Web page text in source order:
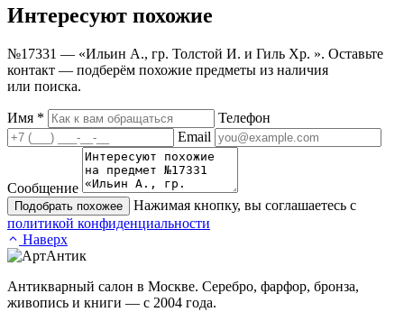
Интересуют похожие
№17331 — «Ильин А., гр. Толстой И. и Гиль Хр. ». Оставьте
контакт — подберём похожие предметы из наличия
или поиска.
Имя *
Телефон
Email
Сообщение
Подобрать похожее
Нажимая кнопку, вы соглашаетесь с
политикой конфиденциальности
Наверх
Антикварный салон в Москве. Серебро, фарфор, бронза,
живопись и книги — с 2004 года.